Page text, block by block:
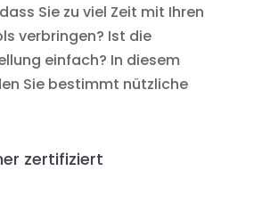
Sie zu viel Zeit mit Ihren
verbringen? Ist die
einfach? In diesem
Sie bestimmt nützliche
zertifiziert